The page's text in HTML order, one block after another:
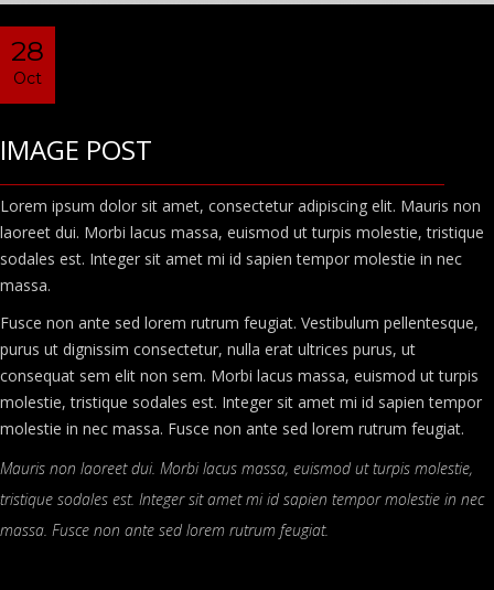
28
Oct
IMAGE POST
Lorem ipsum dolor sit amet, consectetur adipiscing elit. Mauris non
laoreet dui. Morbi lacus massa, euismod ut turpis molestie, tristique
sodales est. Integer sit amet mi id sapien tempor molestie in nec
massa.
Fusce non ante sed lorem rutrum feugiat. Vestibulum pellentesque,
purus ut dignissim consectetur, nulla erat ultrices purus, ut
consequat sem elit non sem. Morbi lacus massa, euismod ut turpis
molestie, tristique sodales est. Integer sit amet mi id sapien tempor
molestie in nec massa. Fusce non ante sed lorem rutrum feugiat.
Mauris non laoreet dui. Morbi lacus massa, euismod ut turpis molestie,
tristique sodales est. Integer sit amet mi id sapien tempor molestie in nec
massa. Fusce non ante sed lorem rutrum feugiat.